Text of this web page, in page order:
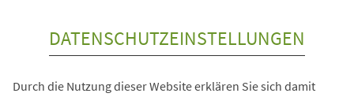
DATENSCHUTZEINSTELLUNGEN
Durch die Nutzung dieser Website erklären Sie sich damit